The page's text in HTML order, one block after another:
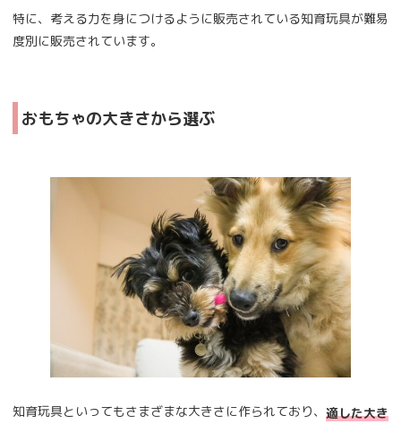
特に、考える力を身につけるように販売されている知育玩具が難易
度別に販売されています。
おもちゃの大きさから選ぶ
知育玩具といってもさまざまな大きさに作られており、 適した大き